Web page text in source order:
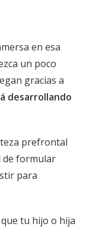
en esa
un poco
gracias a
desarrollando
prefrontal
de formular
para
tu hijo o hija